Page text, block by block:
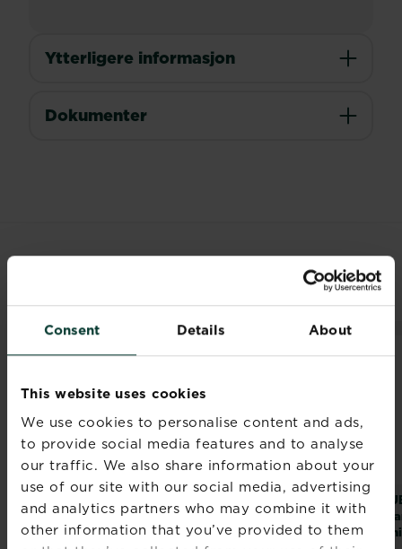
Consent Details About
This website uses cookies
We use cookies to personalise content and ads,
to provide social media features and to analyse
our traffic. We also share information about your
use of our site with our social media, advertising
and analytics partners who may combine it with
other information that you’ve provided to them
Ytterligere informasjon
Dokumenter
RELATED PRODUCTS
SUBSTRAL
Plantenæring Refill
Super
Gramino
Plengjødsel